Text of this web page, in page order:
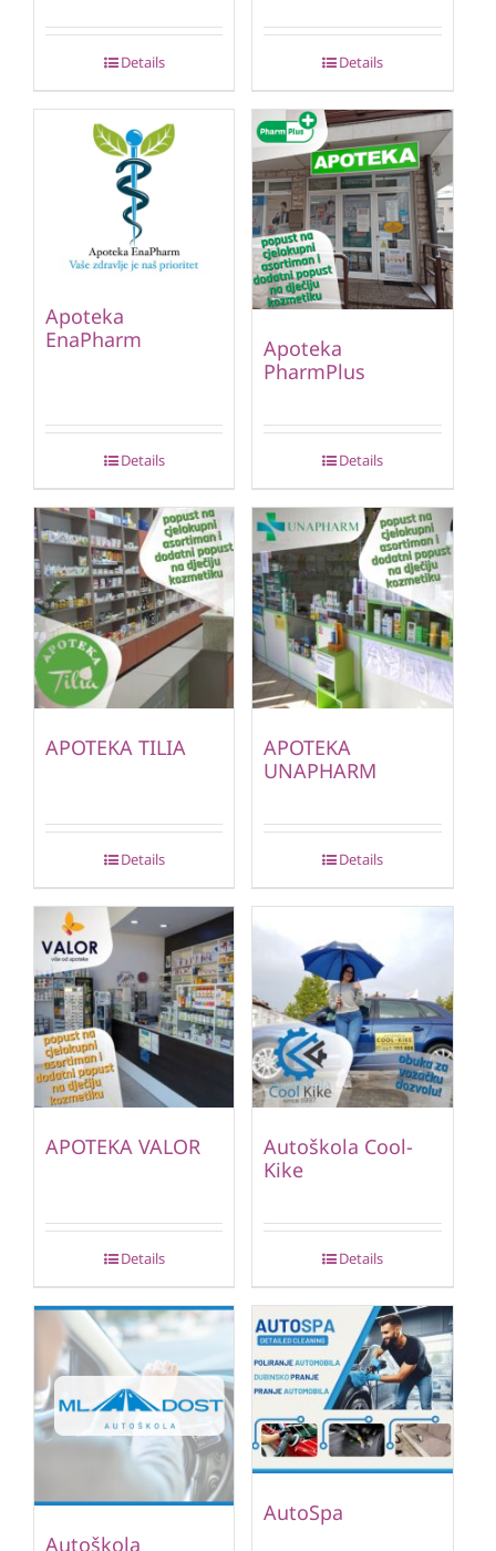
Details Details
Apoteka
EnaPharm
Details
Apoteka
PharmPlus
Details
APOTEKA TILIA
Details
APOTEKA
UNAPHARM
Details
APOTEKA VALOR
Details
Autoškola Cool-
Kike
Details
Autoškola
AutoSpa